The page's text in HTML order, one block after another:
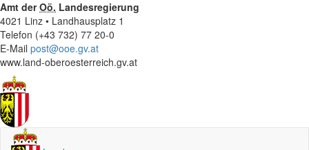
Amt derOö. Landesregierung
4021 Linz • Landhausplatz 1
Telefon (+43 732) 77 20-0
E-Mail post@ooe.gv.at
www.land-oberoesterreich.gv.at